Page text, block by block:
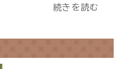
続きを読む